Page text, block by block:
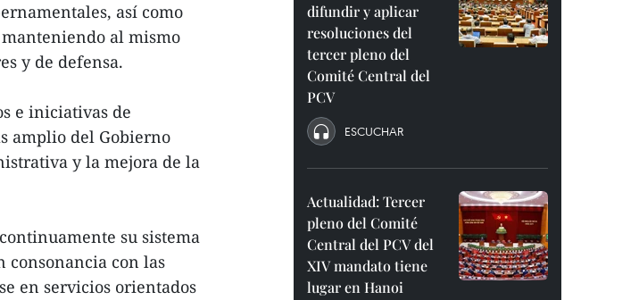
así como
al mismo
y de defensa.
e iniciativas de
amplio del Gobierno
y la mejora de la
su sistema
con las
en servicios orientados
difundir y aplicar
resoluciones del
tercer pleno del
Comité Central del
PCV
ESCUCHAR
Actualidad: Tercer
pleno del Comité
Central del PCV del
XIV mandato tiene
lugar en Hanoi